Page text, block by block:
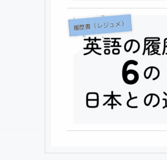
履歴書（レジュメ）